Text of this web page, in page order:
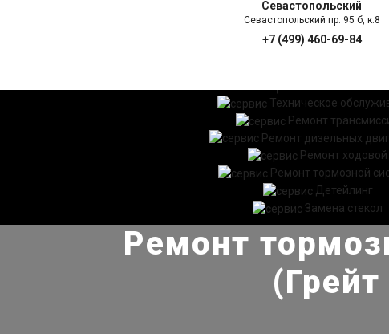
Севастопольский
Севастопольский пр. 95 б, к.8
+7 (499) 460-69-84
Техническое
Ремонт
Ремонт дизельных
Ремонт ходовой
Ремонт тормозной
Детейлинг
Замена стекол
Ремонт